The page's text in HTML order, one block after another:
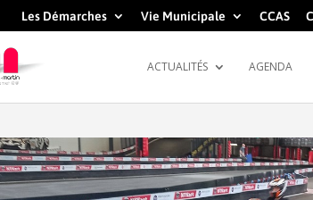
Les Démarches Vie Municipale CCAS
ACTUALITÉS AGENDA